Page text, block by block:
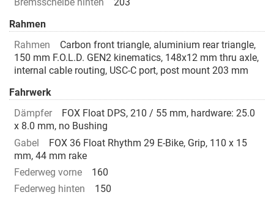
Rahmen
Rahmen
Carbon front triangle, aluminium rear triangle,
150 mm F.O.L.D. GEN2 kinematics, 148x12 mm thru axle,
internal cable routing, USC-C port, post mount 203 mm
Fahrwerk
Dämpfer
FOX Float DPS, 210 / 55 mm, hardware: 25.0
x 8.0 mm, no Bushing
Gabel
FOX 36 Float Rhythm 29 E-Bike, Grip, 110 x 15
mm, 44 mm rake
Federweg vorne
160
Federweg hinten
150